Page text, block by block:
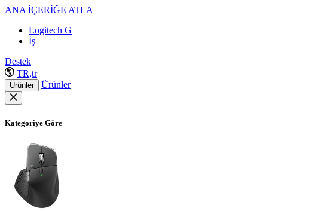
ANA İÇERİĞE ATLA
Logitech G
İş
Destek
TR,tr
Ürünler Ürünler
Kategoriye Göre